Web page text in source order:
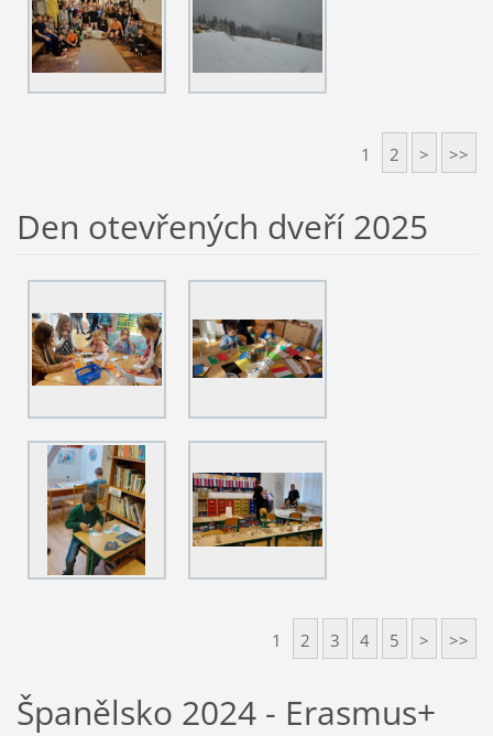
1 2 > >>
Den otevřených dveří 2025
1 2 3 4 5 > >>
Španělsko 2024 - Erasmus+